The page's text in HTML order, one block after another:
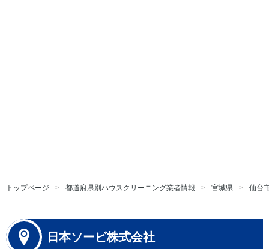
トップページ 都道府県別ハウスクリーニング業者情報 宮城県 仙台
日本ソービ株式会社